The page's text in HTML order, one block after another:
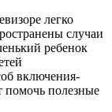
легко
случаи
ребенок
включения-
помочь полезные